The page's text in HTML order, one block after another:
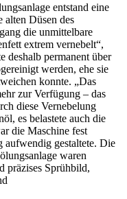
entstand eine
alten Düsen des
die unmittelbare
extrem vernebelt“,
deshalb permanent über
werden, ehe sie
konnte. „Das
zur Verfügung – das
diese Vernebelung
es belastete auch die
die Maschine fest
aufwendig gestaltete. Die
waren
präzises Sprühbild,